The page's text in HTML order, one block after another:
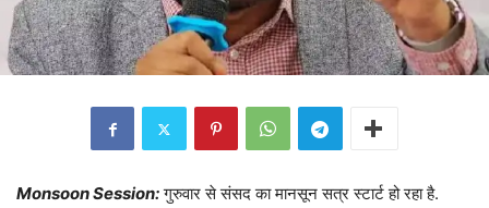
Monsoon Session:गुरुवार से संसद का मानसून सत्र स्टार्ट हो रहा है.